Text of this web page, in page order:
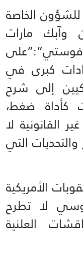
للشؤون الخاصة
وآبك مارات
كبرى في
إلى شرح
كأداة ضغط،
القانونية لا
التي
الأمريكية
لا تطرح
العلنية